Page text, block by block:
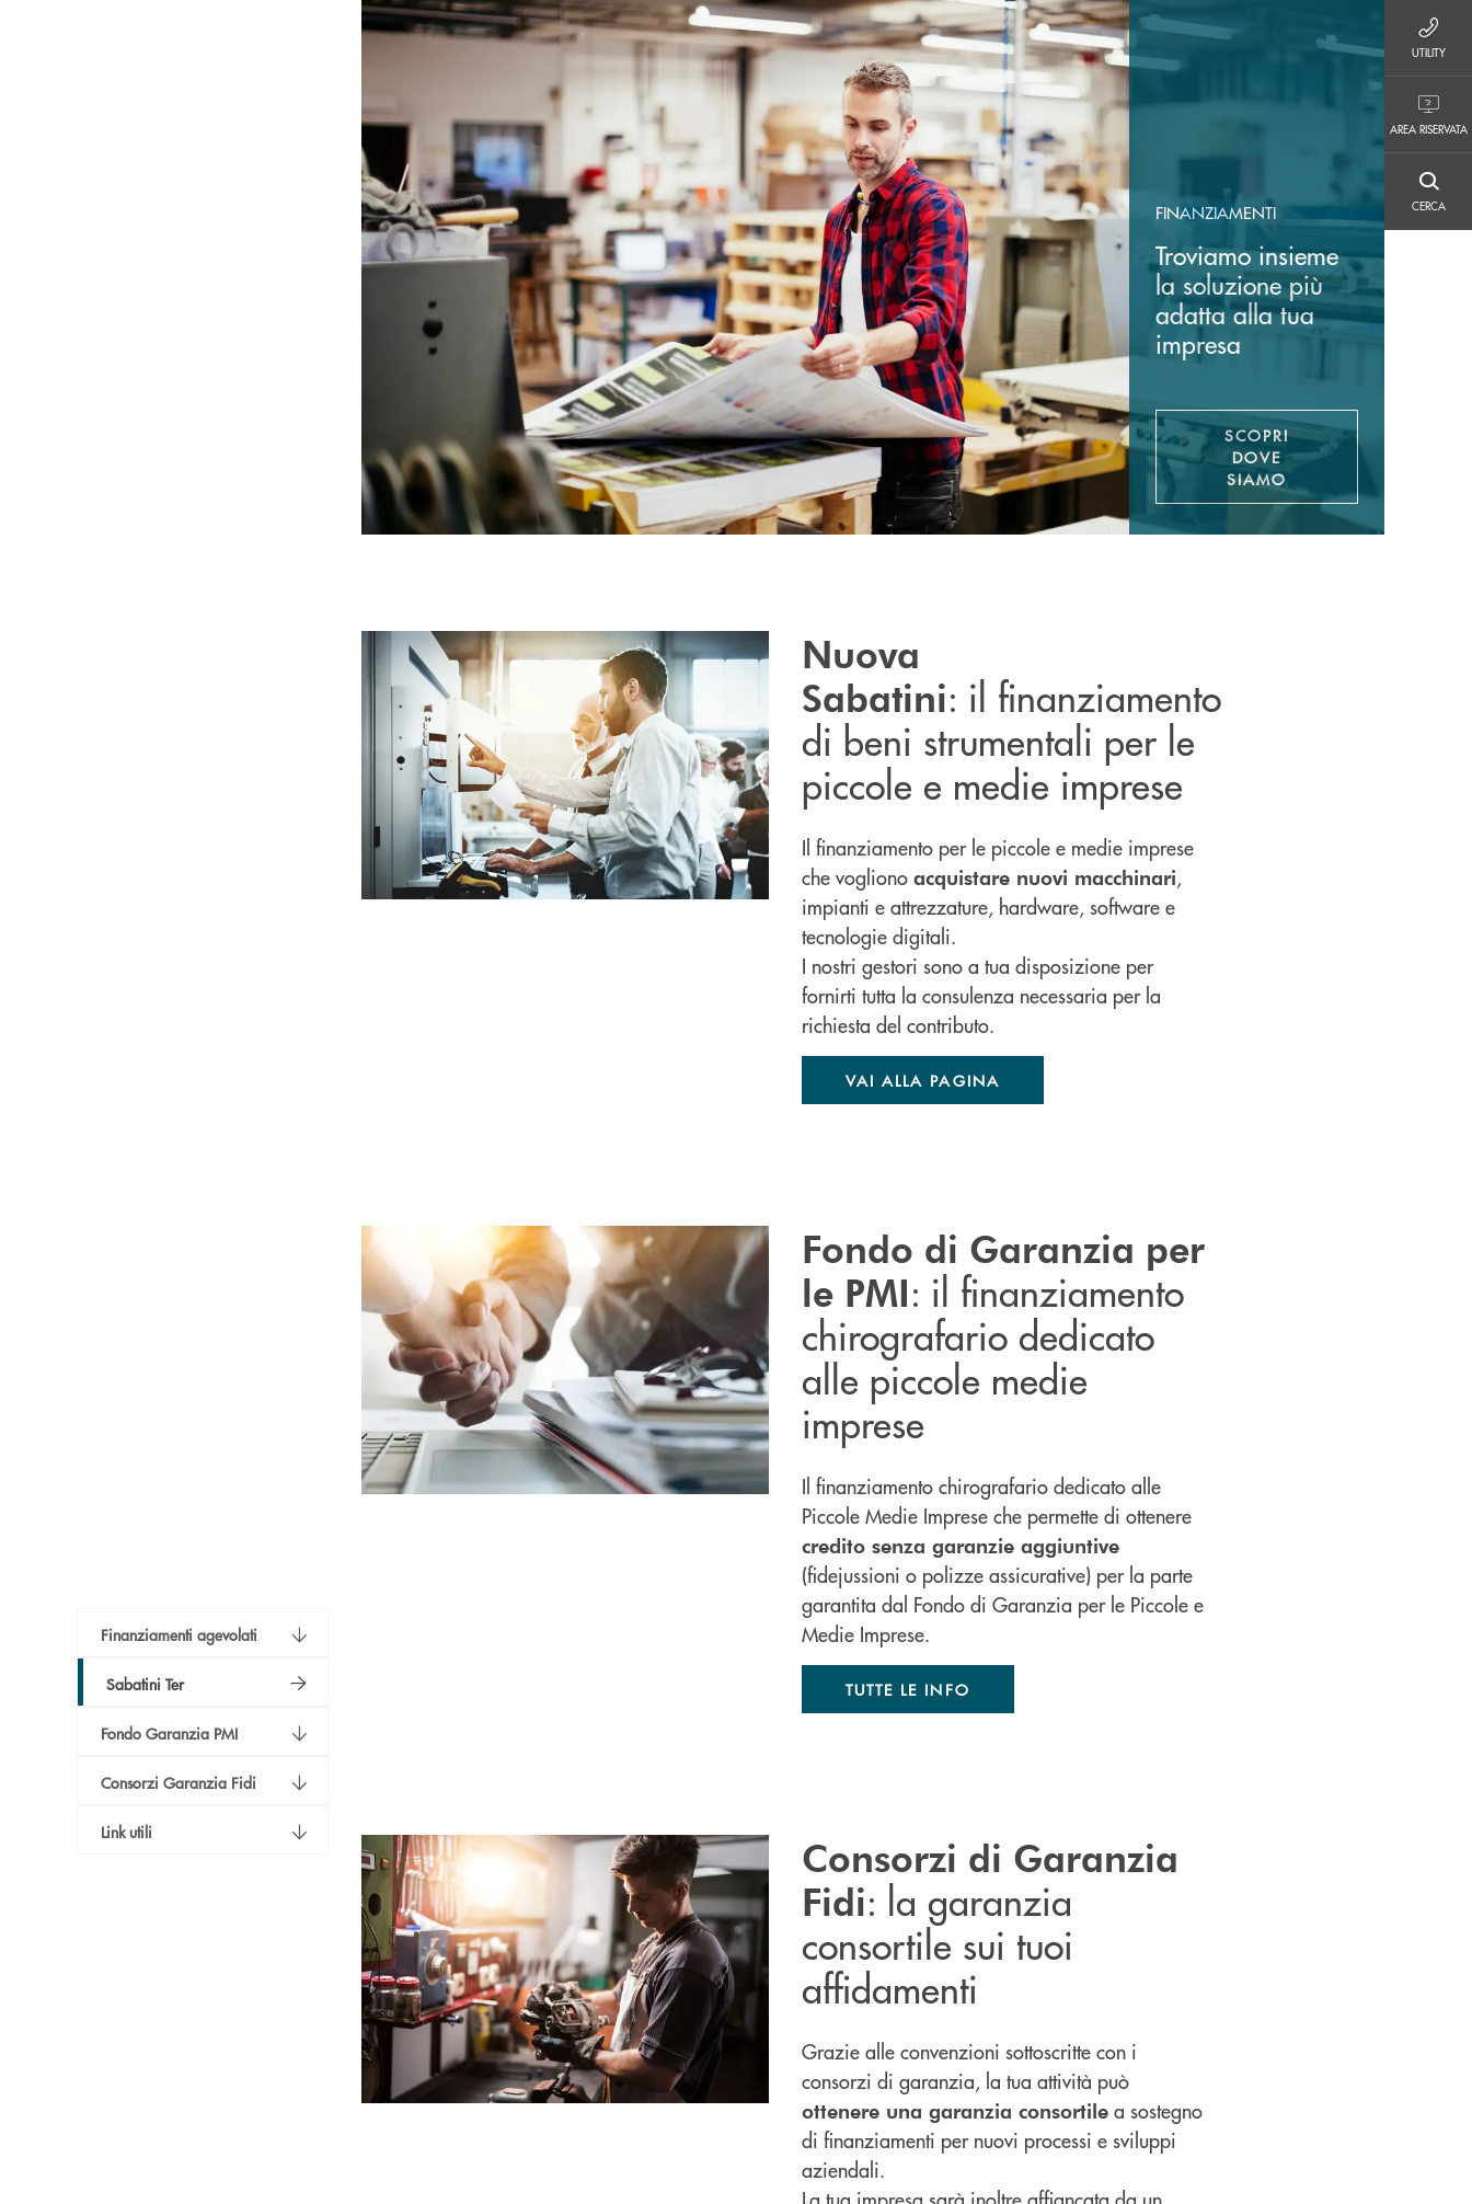
UTILITY
UTILITY
AREA RISERVATA
AREA RISERVATA
CERCA
CERCA
Finanziamenti agevolati
Sabatini Ter
Fondo Garanzia PMI
Consorzi Garanzia Fidi
Link utili
FINANZIAMENTI
Troviamo insieme
la soluzione più
adatta alla tua
impresa
SCOPRI
DOVE
SIAMO
Nuova
Sabatini: il finanziamento
di beni strumentali per le
piccole e medie imprese
Il finanziamento per le piccole e medie imprese
che vogliono acquistare nuovi macchinari,
impianti e attrezzature, hardware, software e
tecnologie digitali.
I nostri gestori sono a tua disposizione per
fornirti tutta la consulenza necessaria per la
richiesta del contributo.
VAI ALLA PAGINA
Fondo di Garanzia per
le PMI: il finanziamento
chirografario dedicato
alle piccole medie
imprese
Il finanziamento chirografario dedicato alle
Piccole Medie Imprese che permette di ottenere
credito senza garanzie aggiuntive
(fidejussioni o polizze assicurative) per la parte
garantita dal Fondo di Garanzia per le Piccole e
Medie Imprese.
TUTTE LE INFO
Consorzi di Garanzia
Fidi: la garanzia
consortile sui tuoi
affidamenti
Grazie alle convenzioni sottoscritte con i
consorzi di garanzia, la tua attività può
ottenere una garanzia consortilea sostegno
di finanziamenti per nuovi processi e sviluppi
aziendali.